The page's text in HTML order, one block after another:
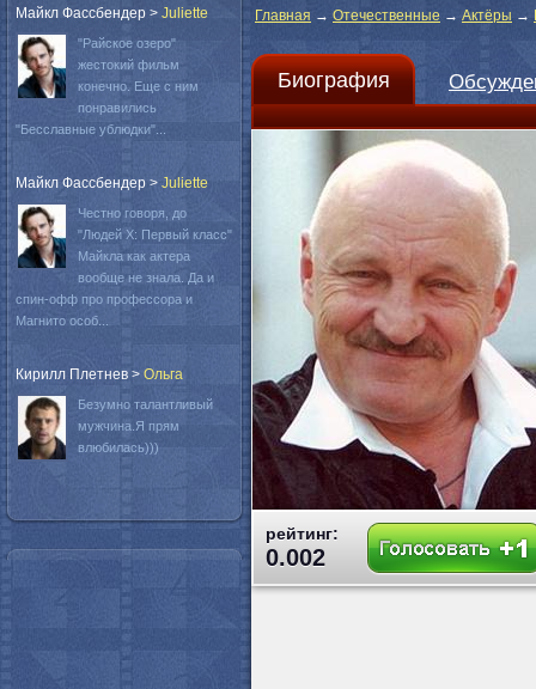
Главная → Отечественные → Актёры →
Биография
рейтинг:
0.002
Майкл Фассбендер > Juliette
"Райское озеро"
жестокий фильм
конечно. Еще с ним
понравились
"Бесславные ублюдки"...
Майкл Фассбендер > Juliette
Честно говоря, до
"Людей Х: Первый класс"
Майкла как актера
вообще не знала. Да и
спин-офф про профессора и
Магнито особ...
Кирилл Плетнев > Oльга
Безумно талантливый
мужчина.Я прям
влюбилась)))